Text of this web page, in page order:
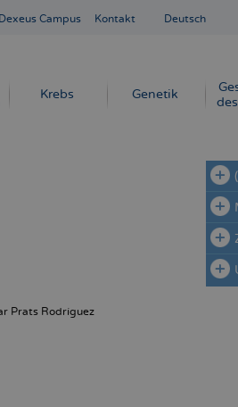
Dexeus Campus Kontakt Deutsch
Krebs Genetik
Prats Rodríguez